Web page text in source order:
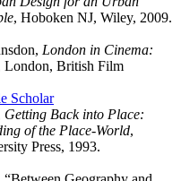
, Hoboken NJ, Wiley, 2009.
London in Cinema:
London, British Film
Scholar
Getting Back into Place:
of the Place-World,
Press, 1993.